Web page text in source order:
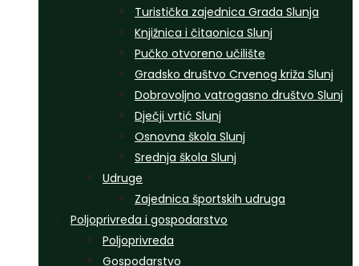
Turistička zajednica Grada Slunja
Knjižnica i čitaonica Slunj
Pučko otvoreno učilište
Gradsko društvo Crvenog križa Slunj
Dobrovoljno vatrogasno društvo Slunj
Dječji vrtić Slunj
Osnovna škola Slunj
Srednja škola Slunj
Udruge
Zajednica športskih udruga
Poljoprivreda i gospodarstvo
Poljoprivreda
Gospodarstvo